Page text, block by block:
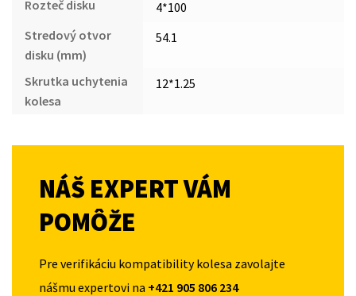
Rozteč disku
4*100
Stredový otvor
disku (mm)
54.1
Skrutka uchytenia
kolesa
12*1.25
NÁŠ EXPERT VÁM
POMÔŽE
Pre verifikáciu kompatibility kolesa zavolajte
nášmu expertovi na +421 905 806 234